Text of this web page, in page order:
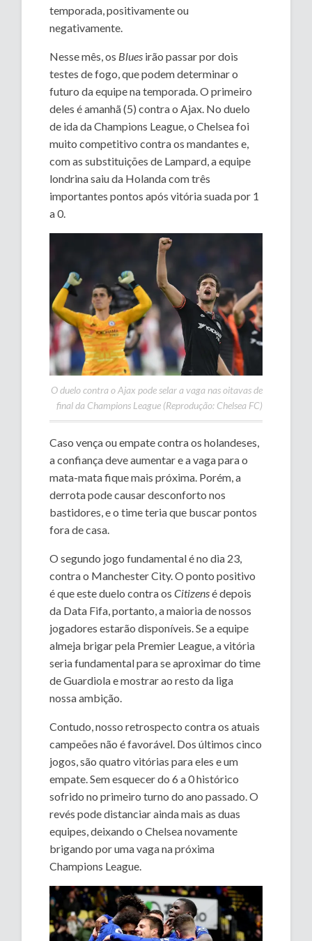
temporada, positivamente ou
negativamente.
Nesse mês, os Blues irão passar por dois
testes de fogo, que podem determinar o
futuro da equipe na temporada. O primeiro
deles é amanhã (5) contra o Ajax. No duelo
de ida da Champions League, o Chelsea foi
muito competitivo contra os mandantes e,
com as substituições de Lampard, a equipe
londrina saiu da Holanda com três
importantes pontos após vitória suada por 1
a 0.
O duelo contra o Ajax pode selar a vaga nas oitavas de
final da Champions League (Reprodução: Chelsea FC)
Caso vença ou empate contra os holandeses,
a confiança deve aumentar e a vaga para o
mata-mata fique mais próxima. Porém, a
derrota pode causar desconforto nos
bastidores, e o time teria que buscar pontos
fora de casa.
O segundo jogo fundamental é no dia 23,
contra o Manchester City. O ponto positivo
é que este duelo contra osCitizensé depois
da Data Fifa, portanto, a maioria de nossos
jogadores estarão disponíveis. Se a equipe
almeja brigar pela Premier League, a vitória
seria fundamental para se aproximar do time
de Guardiola e mostrar ao resto da liga
nossa ambição.
Contudo, nosso retrospecto contra os atuais
campeões não é favorável. Dos últimos cinco
jogos, são quatro vitórias para eles e um
empate. Sem esquecer do 6 a 0 histórico
sofrido no primeiro turno do ano passado. O
revés pode distanciar ainda mais as duas
equipes, deixando o Chelsea novamente
brigando por uma vaga na próxima
Champions League.